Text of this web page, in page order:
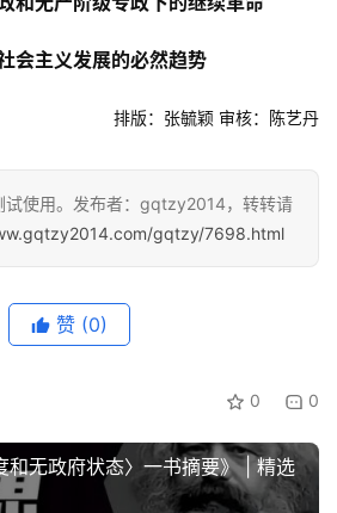
会主义发展的必然趋势
排版：张毓颖 审核：陈艺丹
试使用。发布者：gqtzy2014，转转请
gqtzy/7698.html
赞 (0)
0 0
和无政府状态〉一书摘要》 | 精选